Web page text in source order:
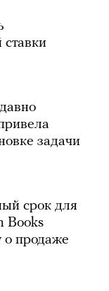
задачи
срок для
Books
о продаже